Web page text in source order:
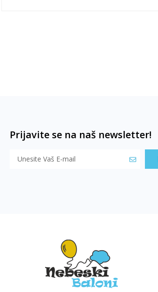
Prijavite se na naš newsletter!